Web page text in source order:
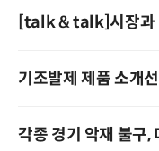
[talk & talk]시장과
기조발제 제품 소개
각종 경기 악재 불구